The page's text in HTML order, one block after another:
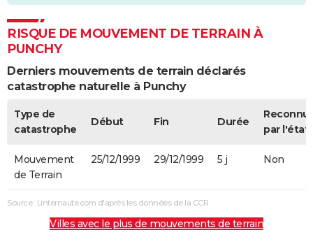
RISQUE DE MOUVEMENT DE TERRAIN À
PUNCHY
Derniers mouvements de terrain déclarés
catastrophe naturelle à Punchy
Type de
catastrophe
Début Fin Durée
par l'état
Mouvement
de Terrain
25/12/1999 29/12/1999 5 j Non
Source : Linternaute.com d'après les données de la CCR
Villes avec le plus de mouvements de terrain